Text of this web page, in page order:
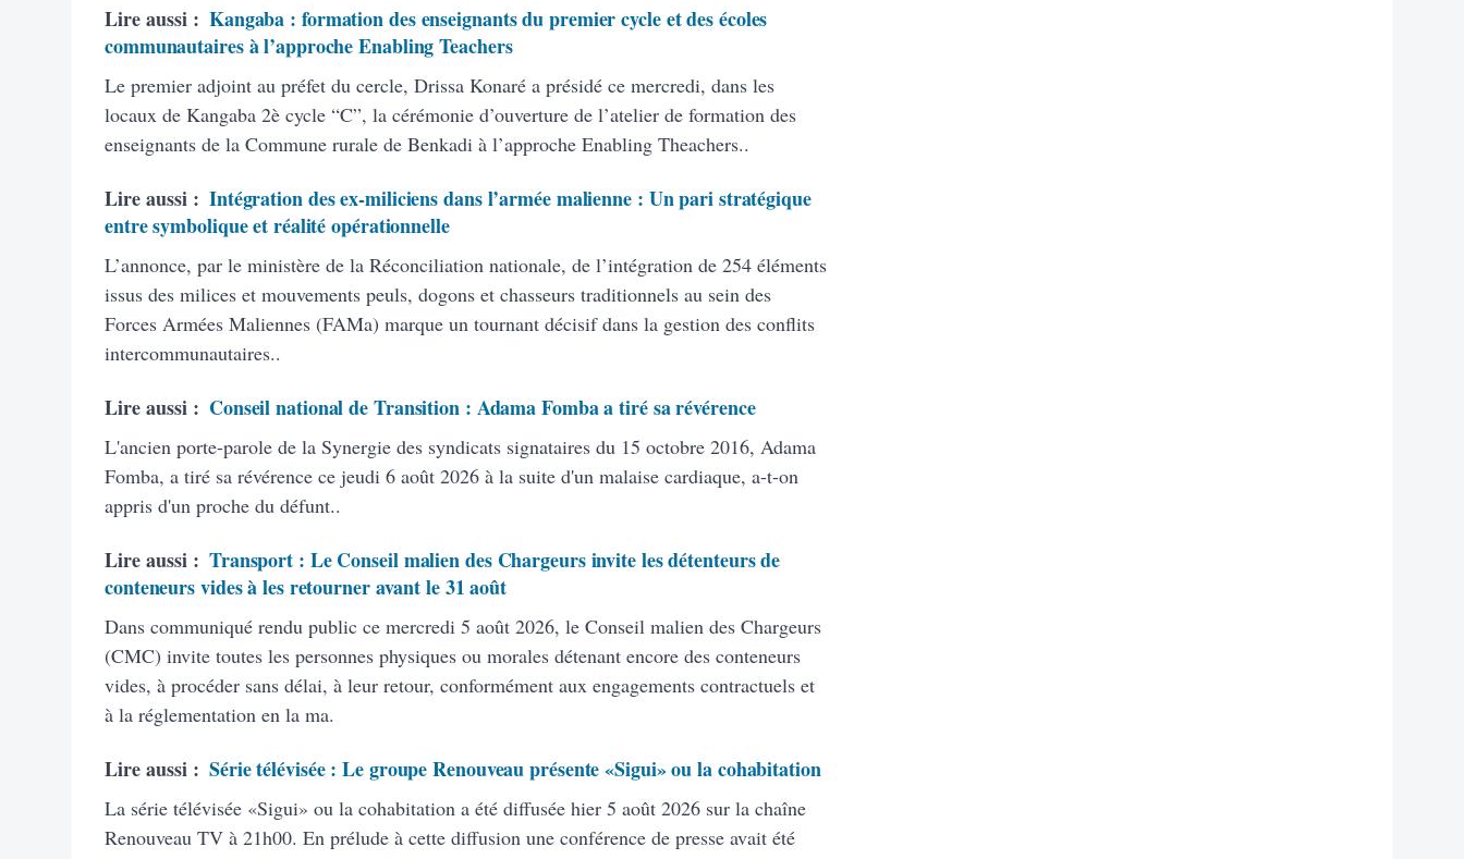
Lire aussi : Kangaba : formation des enseignants du premier cycle et des écoles
communautaires à l’approche Enabling Teachers
Le premier adjoint au préfet du cercle, Drissa Konaré a présidé ce mercredi, dans les
locaux de Kangaba 2è cycle “C”, la cérémonie d’ouverture de l’atelier de formation des
enseignants de la Commune rurale de Benkadi à l’approche Enabling Theachers..
Lire aussi : Intégration des ex-miliciens dans l’armée malienne : Un pari stratégique
entre symbolique et réalité opérationnelle
L’annonce, par le ministère de la Réconciliation nationale, de l’intégration de 254 éléments
issus des milices et mouvements peuls, dogons et chasseurs traditionnels au sein des
Forces Armées Maliennes (FAMa) marque un tournant décisif dans la gestion des conflits
intercommunautaires..
Lire aussi : Conseil national de Transition : Adama Fomba a tiré sa révérence
L'ancien porte-parole de la Synergie des syndicats signataires du 15 octobre 2016, Adama
Fomba, a tiré sa révérence ce jeudi 6 août 2026 à la suite d'un malaise cardiaque, a-t-on
appris d'un proche du défunt..
Lire aussi : Transport : Le Conseil malien des Chargeurs invite les détenteurs de
conteneurs vides à les retourner avant le 31 août
Dans communiqué rendu public ce mercredi 5 août 2026, le Conseil malien des Chargeurs
(CMC) invite toutes les personnes physiques ou morales détenant encore des conteneurs
vides, à procéder sans délai, à leur retour, conformément aux engagements contractuels et
à la réglementation en la ma.
Lire aussi : Série télévisée : Le groupe Renouveau présente «Sigui» ou la cohabitation
La série télévisée «Sigui» ou la cohabitation a été diffusée hier 5 août 2026 sur la chaîne
Renouveau TV à 21h00. En prélude à cette diffusion une conférence de presse avait été